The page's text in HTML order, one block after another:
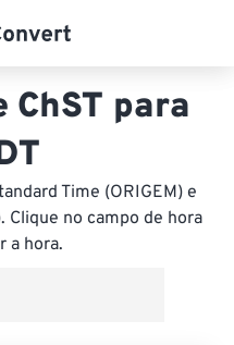
ChST para
Time (ORIGEM) e
Clique no campo de hora
a hora.